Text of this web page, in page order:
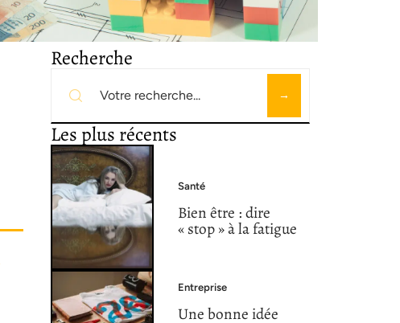
Recherche
Les plus récents
Santé
Bien être : dire
« stop » à la fatigue
Entreprise
Une bonne idée